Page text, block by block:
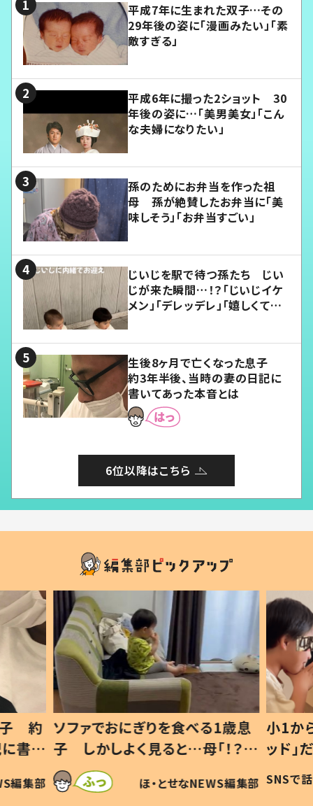
平成7年に生まれた双子…その
29年後の姿に「漫画みたい」「素
敵すぎる」
平成6年に撮った2ショット 30
年後の姿に…「美男美女」「こん
な夫婦になりたい」
孫のためにお弁当を作った祖
母 孫が絶賛したお弁当に「美
味しそう」「お弁当すごい」
じいじを駅で待つ孫たち じい
じが来た瞬間…！？「じいじイケ
メン」「デレッデレ」「嬉しくて可
生後8ヶ月で亡くなった息子
約3年半後、当時の妻の日記に
書いてあった本音とは
6位以降はこちら
子 約
書い
編集部
ソファでおにぎりを食べる1歳息
子 しかしよく見ると…母「！？」
すべてを察した母の投稿に「可愛
いから許す！」「現行犯〜」
ほ・とせなNEWS編集部
小1か
ッド
作り
#令和
SNSで